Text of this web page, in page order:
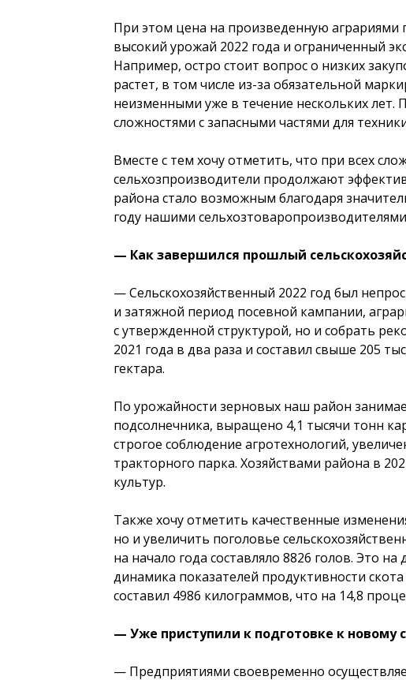
При этом цена на произведенную аграриями
высокий урожай 2022 года и ограниченный
Например, остро стоит вопрос о низких
растет, в том числе из-за обязательной
неизменными уже в течение нескольких лет.
сложностями с запасными частями для
Вместе с тем хочу отметить, что при всех
сельхозпроизводители продолжают
района стало возможным благодаря
году нашими
— Как завершился прошлый
— Сельскохозяйственный 2022 год был
и затяжной период посевной кампании,
с утвержденной структурой, но и собрать
2021 года в два раза и составил свыше 205
гектара.
По урожайности зерновых наш район
подсолнечника, выращено 4,1 тысячи тонн
строгое соблюдение агротехнологий,
тракторного парка. Хозяйствами района в
культур.
Также хочу отметить качественные
но и увеличить поголовье
на начало года составляло 8826 голов. Это
динамика показателей продуктивности
составил 4986 килограммов, что на 14,8
— Уже приступили к подготовке к новому
— Предприятиями своевременно